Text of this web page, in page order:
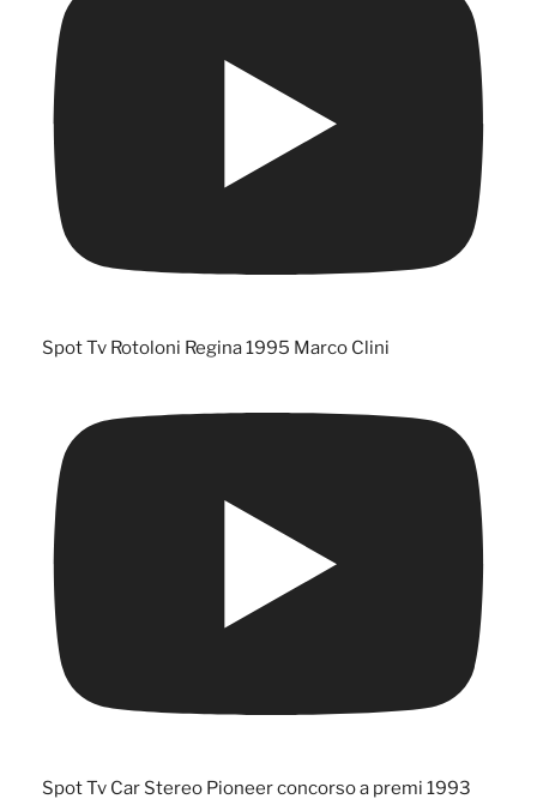
Spot Tv Rotoloni Regina 1995 Marco Clini
Spot Tv Car Stereo Pioneer concorso a premi 1993